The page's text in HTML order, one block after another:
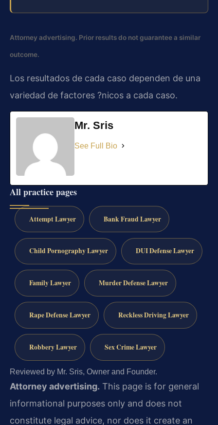
Attorney advertising. Prior results do not guarantee a similar
outcome.
Los resultados de cada caso dependen de una
variedad de factores ?nicos a cada caso.
Mr. Sris
See Full Bio
All practice pages
Attempt Lawyer Bank Fraud Lawyer
Child Pornography Lawyer DUI Defense Lawyer
Family Lawyer Murder Defense Lawyer
Rape Defense Lawyer Reckless Driving Lawyer
Robbery Lawyer Sex Crime Lawyer
Reviewed by Mr. Sris, Owner and Founder.
Attorney advertising. This page is for general
informational purposes only and does not
constitute legal advice, nor does it create an